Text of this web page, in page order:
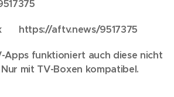
👉 https://aftv.news/9517375
Apps funktioniert auch diese nicht
mit TV-Boxen kompatibel.